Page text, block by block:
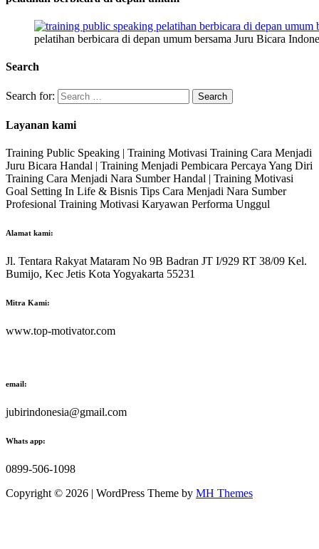
pelatihan berbicara di depan umum bersama Juru Bicara
Search
Search for:
Layanan kami
Training Public Speaking | Training Motivasi Training Cara Menjadi
Juru Bicara Handal | Training Menjadi Pembicara Percaya Yang Diri
Training Cara Menjadi Nara Sumber Handal | Training Motivasi
Goal Setting In Life & Bisnis Tips Cara Menjadi Nara Sumber
Profesional Training Motivasi Karyawan Performa Unggul
Alamat kami:
Jl. Tentara Rakyat Mataram No 9B Badran JT I/929 RT 38/09 Kel.
Bumijo, Kec Jetis Kota Yogyakarta 55231
Mitra Kami:
www.top-motivator.com
email:
jubirindonesia@gmail.com
Whats app:
0899-506-1098
Copyright © 2026 | WordPress Theme by MH Themes